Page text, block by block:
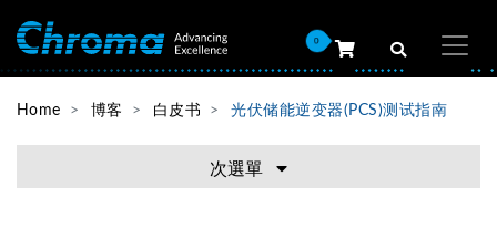
0
Home 博客 白皮书 光伏储能逆变器(PCS)测试指南
次選單